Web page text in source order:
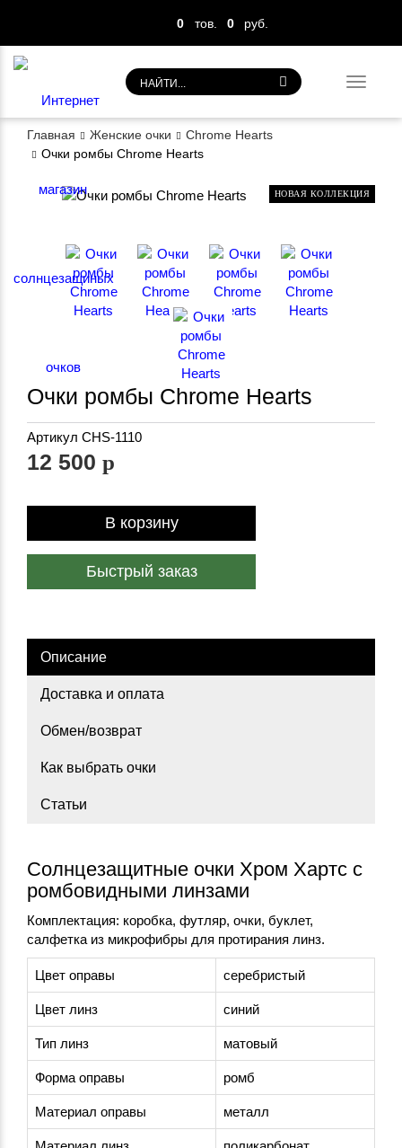
0 тов. 0 руб.
Главная Женские очки
Chrome Hearts
Очки ромбы Chrome Hearts
НОВАЯ КОЛЛЕКЦИЯ
Очки ромбы Chrome Hearts
Артикул CHS-1110
12 500 p
В корзину
Быстрый заказ
Описание
Доставка и оплата
Обмен/возврат
Как выбрать очки
Статьи
Солнцезащитные очки Хром Хартс с
ромбовидными линзами
Комплектация: коробка, футляр, очки, буклет,
салфетка из микрофибры для протирания линз.
Цвет оправы серебристый
Цвет линз синий
Тип линз матовый
Форма оправы ромб
Материал оправы металл